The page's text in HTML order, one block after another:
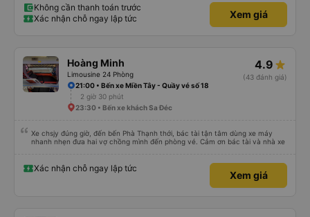
woke us up as they were waking up up their lovers. If you are foreigners and
planning to take this bus, please don’t hesitate as the seats are big and
comfortable enough for you to sleep on.
Không cần thanh toán trước
Xác nhận chỗ ngay lập tức
Xem giá
Hoàng Minh
Limousine 24 Phòng
4.9
(43 đánh giá)
21:00 • Bến xe Miền Tây - Quầy vé số 18
2 giờ 30 phút
23:30 • Bến xe khách Sa Đéc
Xe chsjy đúng giờ, đến bến Phà Thạnh thới, bác tài tận tâm dùng xe máy
nhanh nhẹn đưa hai vợ chồng mình đến phòng vé. Cảm ơn bác tài và nhà xe
Xác nhận chỗ ngay lập tức
Xem giá